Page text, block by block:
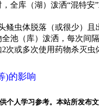
库（湖）泼洒“混特安”
虫体脱落（或很少）
池（库）泼洒，每次间
或多次使用药物杀灭虫
)的影响
个人学习参考。本站所发布